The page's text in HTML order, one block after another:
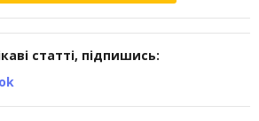
статті, підпишись: